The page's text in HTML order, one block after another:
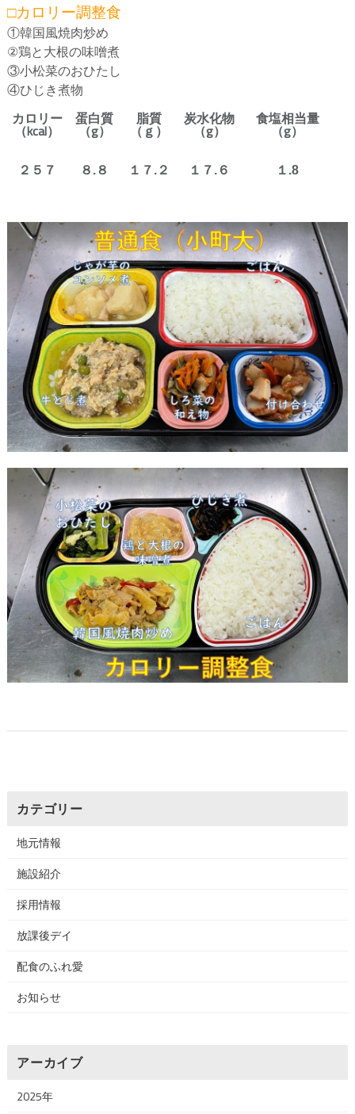
□カロリー調整食
①韓国風焼肉炒め
②鶏と大根の味噌煮
③小松菜のおひたし
④ひじき煮物
カロリー
（kcal）
蛋白質
（g）
脂質
（ｇ）
炭水化物
（g）
食塩相当量
（g）
２５７ ８.８ １７.２ １７.６ １.8
カテゴリー
地元情報
施設紹介
採用情報
放課後デイ
配食のふれ愛
お知らせ
アーカイブ
2025年